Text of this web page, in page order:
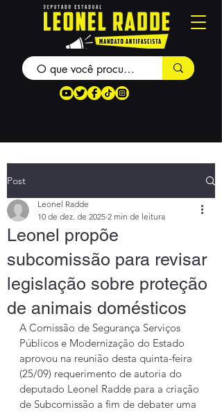
Post
Leonel propõe
subcomissão para revisar
legislação sobre proteção
de animais domésticos
Leonel Radde
10 de dez. de 2025 2 min de leitura
A Comissão de Segurança Serviços
Públicos e Modernização do Estado
aprovou na reunião desta quinta-feira
(25/09) requerimento de autoria do
deputado Leonel Radde para a criação
de Subcomissão a fim de debater uma